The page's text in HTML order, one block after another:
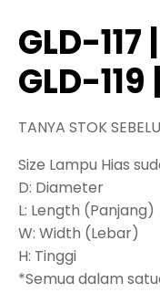
GLD-117
GLD-119
TANYA STOK
Size Lampu Hias
D: Diameter
L: Length (Panjang)
W: Width (Lebar)
H: Tinggi
*Semua dalam